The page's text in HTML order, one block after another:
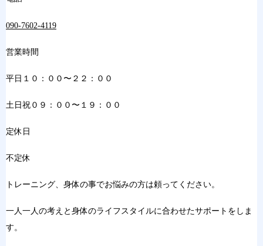
090-7602-4119
営業時間
平日１０：００〜２２：００
土日祝０９：００〜１９：００
定休日
不定休
トレーニング、身体の事でお悩みの方は頼ってください。
一人一人の考えと身体のライフスタイルに合わせたサポートをしま
す。